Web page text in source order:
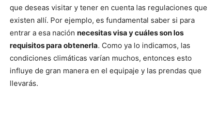
que deseas visitar y tener en cuenta las regulaciones que
existen allí. Por ejemplo, es fundamental saber si para
entrar a esa nación necesitas visa y cuáles son los
requisitos para obtenerla. Como ya lo indicamos, las
condiciones climáticas varían muchos, entonces esto
influye de gran manera en el equipaje y las prendas que
llevarás.